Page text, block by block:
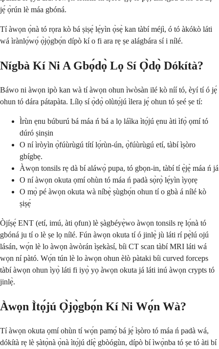
jẹ́ ọ̀rún lè máa gbóná.
Tí àwọn ọ̀nà tó rọra kò bá ṣiṣẹ́ lẹ́yìn ọ̀sẹ̀ kan tàbí méjì, ó tó àkókò láti
wá ìrànlọ́wọ́ ọ̀jọ̀gbọ́n dípò kí o fi ara rẹ ṣe alágbára sí i nílé.
Nígbà Kí Ni A Gbọ́dọ̀ Lọ Sí Ọ̀dọ̀ Dókítà?
Báwo ni àwọn ipò kan wà tí àwọn ohun ìwòsàn ilé kò níí tó, èyí tí ó jẹ́
ohun tó dára pátapàta. Lílọ sí ọ̀dọ̀ olùtọ́jú ìlera jẹ́ ohun tó ṣeé ṣe tí:
Ìrùn ẹnu búburú bá máa ń bá a lọ láìka ìtọ́jú ẹnu àti ìfọ̀ ọmí tó
dúró ṣinṣin
O ní ìròyìn ọ̀fúùrùgú títí lọ́rùn-ún, ọ̀fúùrùgú etí, tàbí ìṣòro
gbígbẹ.
Àwọn tonsils rẹ dà bí aláwọ̀ pupa, tó gbọn-in, tàbí tí ẹ̀jẹ̀ máa ń já
O ní àwọn okuta ọmí ohùn tó máa ń padà sọ̀rọ̀ lẹ́yìn ìyọrẹ
O mọ̀ pé àwọn okuta wà níbẹ̀ ṣùgbọ́n ohun tí o gbà á nílé kò
ṣiṣẹ́
Òjíṣẹ́ ENT (etí, imú, àti ọfun) lè ṣàgbéyẹ̀wo àwọn tonsils rẹ lọ́nà tó
gbóná ju tí o lè ṣe lọ nílé. Fún àwọn okuta tí ó jinlẹ̀ jù láti rí pẹ̀lú ojú
lásán, wọ́n lè lo àwọn àwòrán ìṣekàsí, bíi CT scan tàbí MRI láti wá
wọn ní pàtó. Wọ́n tún lè lo àwọn ohun èlò pàtaki bíi curved forceps
tàbí àwọn ohun ìyọ̀ láti fi iyọ̀ yọ àwọn okuta já láti inú àwọn crypts tó
jinlẹ̀.
Àwọn Ìtọ́jú Ọ̀jọ̀gbọ́n Kí Ni Wọ́n Wà?
Tí àwọn okuta ọmí ohùn tí wọ́n pamọ́ bá jẹ́ ìṣòro tó máa ń padà wá,
dókítà rẹ lè ṣàtọ̀nà ọ̀nà ìtọ́jú díẹ̀ gbòógùn, dípò bí ìwọ̀nba tó ṣe tó àti bí